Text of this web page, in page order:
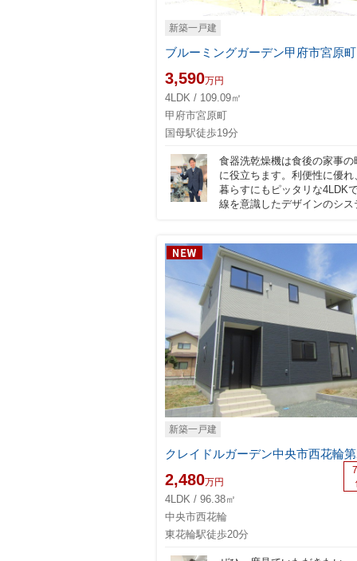
8/16（
新築一戸建
3,590万円
4LDK / 109.09㎡
甲府市宮原町
国母駅徒歩19分
食器洗乾燥機は食後の家事の
に役立ちます。利便性に優れ
暮らすにもピッタリな4LDK
線を意識したデザインのシス
新築一戸建
2,480万円
4LDK / 96.38㎡
中央市西花輪
東花輪駅徒歩20分